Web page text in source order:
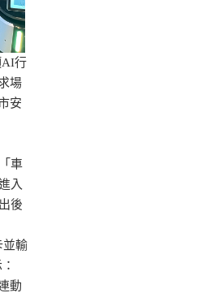
AI行
場
安
車
入
後
並輸
動